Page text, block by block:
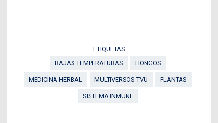
ETIQUETAS
BAJAS TEMPERATURAS
HONGOS
MEDICINA HERBAL MULTIVERSOS TVU PLANTAS
SISTEMA INMUNE